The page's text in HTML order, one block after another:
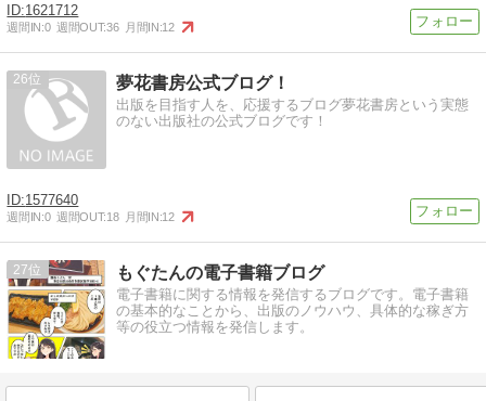
1621712
週間IN:0 週間OUT:36 月間IN:12
26 夢花書房公式ブログ！
出版を目指す人を、応援するブログ夢花書房という実態
のない出版社の公式ブログです！
1577640
週間IN:0 週間OUT:18 月間IN:12
27 もぐたんの電子書籍ブログ
電子書籍に関する情報を発信するブログです。電子書籍
の基本的なことから、出版のノウハウ、具体的な稼ぎ方
等の役立つ情報を発信します。